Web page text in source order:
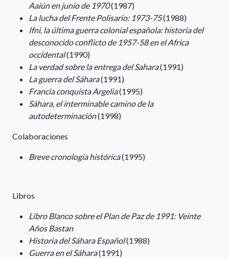
Aaiún en junio de 1970(1987)
La lucha del Frente Polisario: 1973-75(1988)
Ifni, la última guerra colonial española: historia del
desconocido conflicto de 1957-58 en el Africa
occidental(1990)
La verdad sobre la entrega del Sahara(1991)
La guerra del Sáhara(1991)
Francia conquista Argelia(1995)
Sáhara, el interminable camino de la
autodeterminación(1998)
Colaboraciones
Breve cronología histórica(1995)
Libros
Libro Blanco sobre el Plan de Paz de 1991: Veinte
Años Bastan
Historia del Sáhara Español(1988)
Guerra en el Sáhara(1991)